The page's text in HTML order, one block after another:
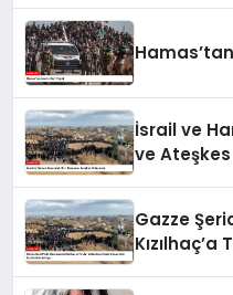
İsrail ve
ve
Gazze